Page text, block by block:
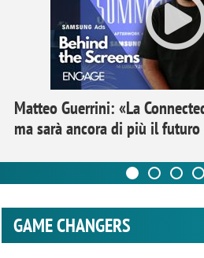
Matteo Guerrini: «La
ma sarà ancora di più il
GAME CHANGERS